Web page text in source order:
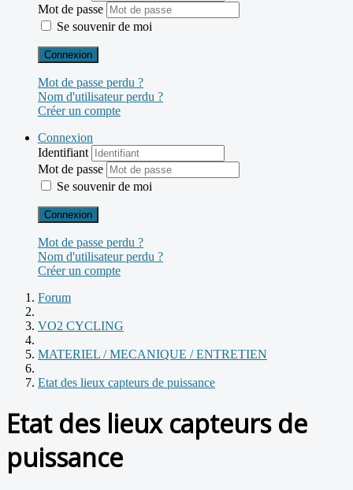
Mot de passe
Se souvenir de moi
Connexion
Mot de passe perdu ?
Nom d'utilisateur perdu ?
Créer un compte
Connexion
Identifiant
Mot de passe
Se souvenir de moi
Connexion
Mot de passe perdu ?
Nom d'utilisateur perdu ?
Créer un compte
Forum
VO2 CYCLING
MATERIEL / MECANIQUE / ENTRETIEN
Etat des lieux capteurs de puissance
Etat des lieux capteurs de
puissance